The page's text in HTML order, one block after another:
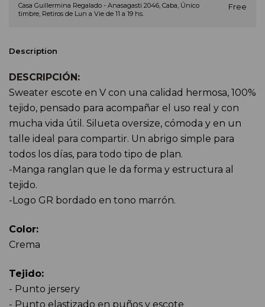
Casa Guillermina Regalado - Anasagasti 2046, Caba, Único
timbre, Retiros de Lun a Vie de 11 a 19 hs.
Free
Description
DESCRIPCIÓN:
Sweater escote en V con una calidad hermosa, 100%
tejido, pensado para acompañar el uso real y con
mucha vida útil. Silueta oversize, cómoda y en un
talle ideal para compartir. Un abrigo simple para
todos los días, para todo tipo de plan.
-Manga ranglan que le da forma y estructura al
tejido.
-Logo GR bordado en tono marrón.
Color:
Crema
Tejido:
- Punto jersery
- Punto elastizado en puños y escote